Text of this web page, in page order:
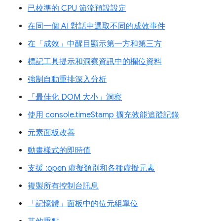
已校準的 CPU 節流預設設定
在同一個 AI 對話中選取不同的成效事件
在「成效」中醒目顯示第一方和第三方
標記工具提示和洞察資訊中的欄位資料
強制自動重排深入分析
「最佳化 DOM 大小」洞察
使用 console.timeStamp 擴充效能追蹤記錄
元素面板改善
動畫樣式的即時值
支援 :open 虛擬類別和各種虛擬元素
複製所有控制台訊息
「記憶體」面板中的位元組單位